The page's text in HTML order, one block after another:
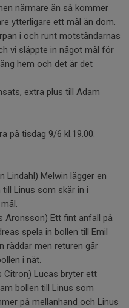
närmare än så kommer
ytterligare ett mål än dom.
i och runt motståndarnas
vi släppte in något mål för
hem och det är det
extra plus till Adam
på tisdag 9/6 kl.19.00.
Lindahl) Melwin lägger en
Linus som skär in i
Aronsson) Ett fint anfall på
spela in bollen till Emil
räddar men returen går
i nät.
Citron) Lucas bryter ett
bollen till Linus som
på mellanhand och Linus